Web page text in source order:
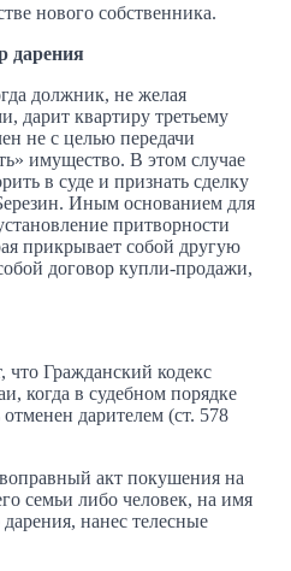
нового собственника.
дарения
должник, не желая
дарит квартиру третьему
не с целью передачи
имущество. В этом случае
в суде и признать сделку
Иным основанием для
притворности
прикрывает собой другую
договор купли-продажи,
что Гражданский кодекс
когда в судебном порядке
дарителем (ст. 578
акт покушения на
семьи либо человек, на имя
нанес телесные